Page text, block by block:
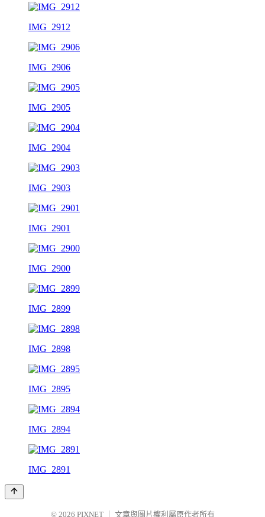
IMG_2912
IMG_2906
IMG_2905
IMG_2904
IMG_2903
IMG_2901
IMG_2900
IMG_2899
IMG_2898
IMG_2895
IMG_2894
IMG_2891
© 2026 PIXNET 文章與圖片權利屬原作者所有